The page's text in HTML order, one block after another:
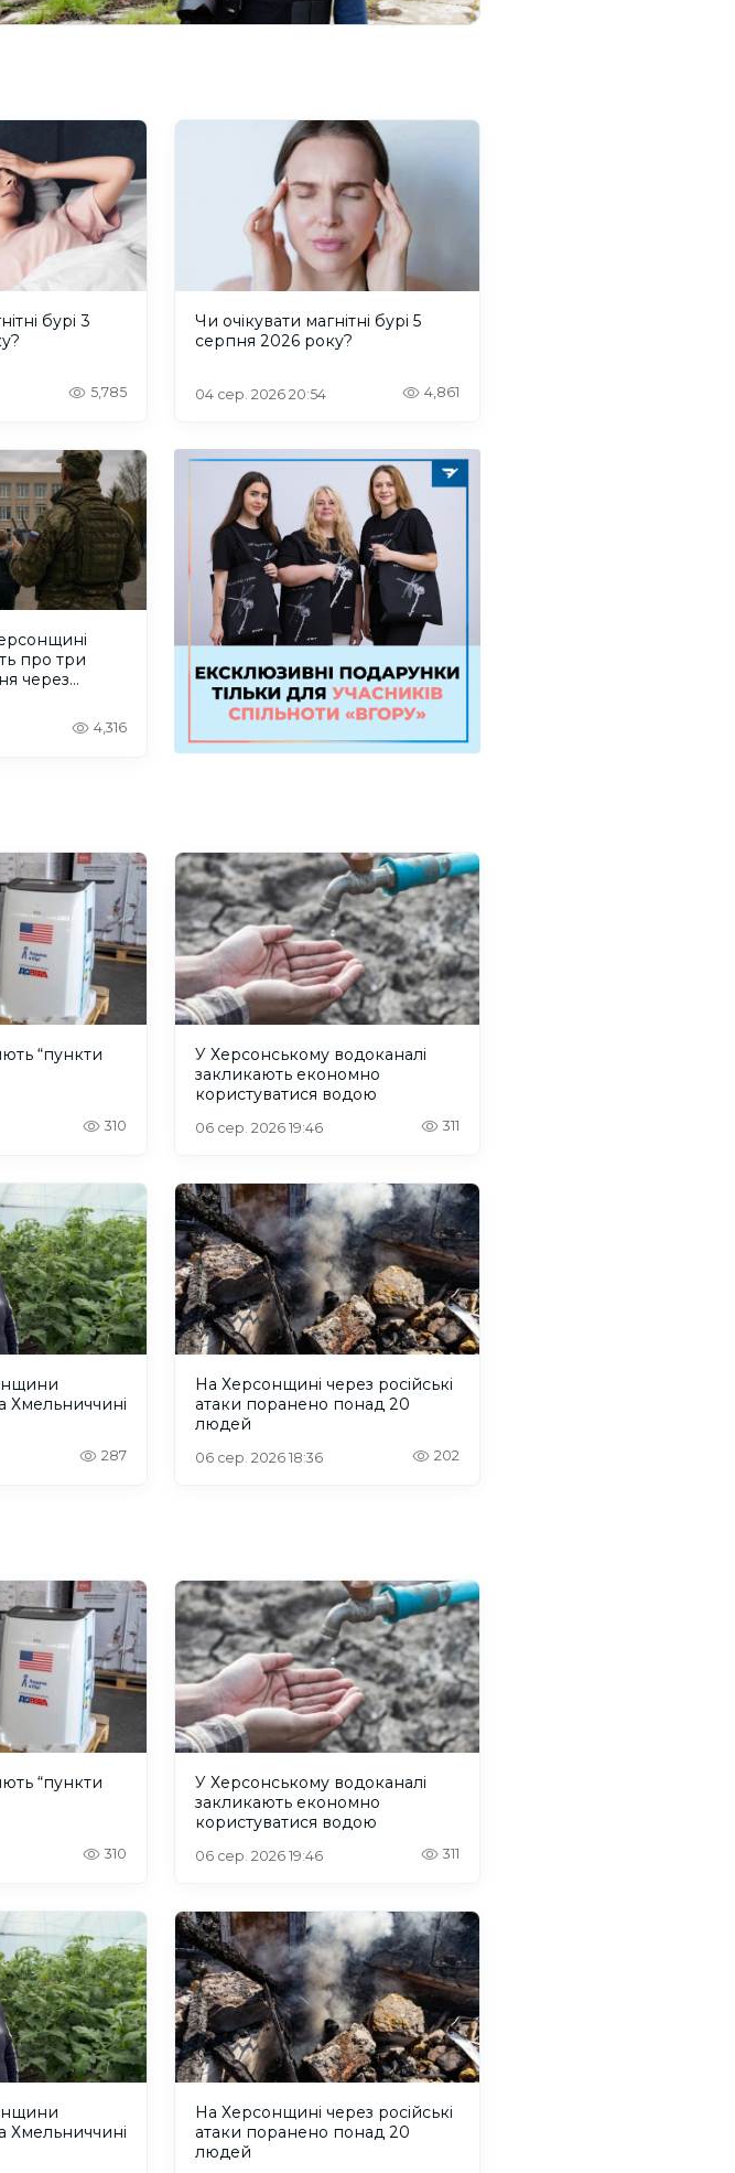
бурі 3
5,785
Чи очікувати магнітні бурі 5
серпня 2026 року?
04 сер. 2026 20:54 4,861
про три
через
4,316
“пункти
310
У Херсонському водоканалі
закликають економно
користуватися водою
06 сер. 2026 19:46 311
Хмельниччині
287
На Херсонщині через російські
атаки поранено понад 20
людей
06 сер. 2026 18:36 202
“пункти
310
У Херсонському водоканалі
закликають економно
користуватися водою
06 сер. 2026 19:46 311
Хмельниччині
На Херсонщині через російські
атаки поранено понад 20
людей